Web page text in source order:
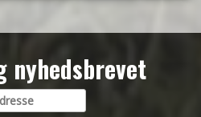
nyhedsbrevet